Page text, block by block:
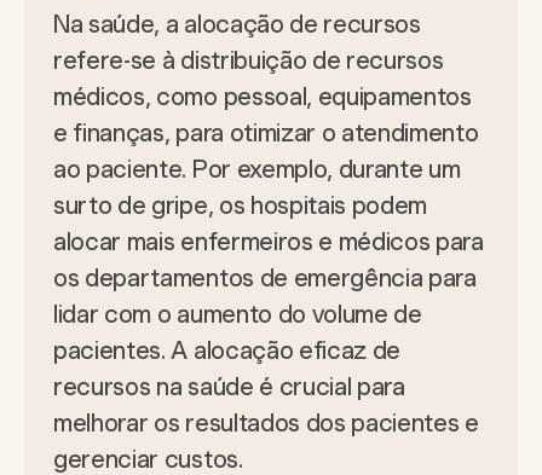
Na saúde, a alocação de recursos
refere-se à distribuição de recursos
médicos, como pessoal, equipamentos
e finanças, para otimizar o atendimento
ao paciente. Por exemplo, durante um
surto de gripe, os hospitais podem
alocar mais enfermeiros e médicos para
os departamentos de emergência para
lidar com o aumento do volume de
pacientes. A alocação eficaz de
recursos na saúde é crucial para
melhorar os resultados dos pacientes e
gerenciar custos.